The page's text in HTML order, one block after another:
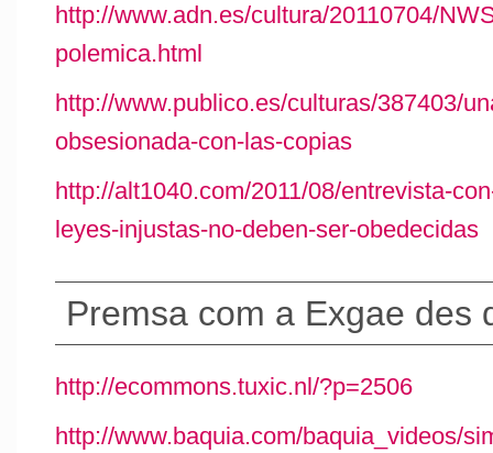
http://www.adn.es/cultura/20110704/
polemica.html
http://www.publico.es/culturas/387403/
obsesionada-con-las-copias
http://alt1040.com/2011/08/entrevista-
leyes-injustas-no-deben-ser-obedecidas
Premsa com a Exgae des
http://ecommons.tuxic.nl/?p=2506
http://www.baquia.com/baquia_videos/